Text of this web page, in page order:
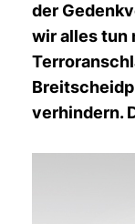
der
wir alles tun
verhindern.